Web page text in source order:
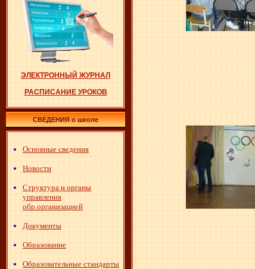
ЭЛЕКТРОННЫЙ ЖУРНАЛ
РАСПИСАНИЕ УРОКОВ
СВЕДЕНИЯ о школе
Основные сведения
Новости
Структура и органы
управления
обр.организацией
Документы
Образование
Образовательные стандарты